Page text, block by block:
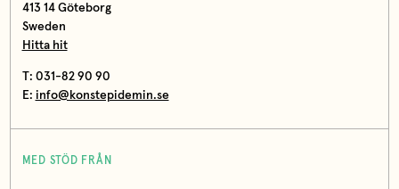
413 14 Göteborg
Sweden
Hitta hit
T: 031-82 90 90
E: info@konstepidemin.se
MED STÖD FRÅN